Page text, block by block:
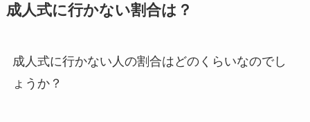
成人式に行かない割合は？
成人式に行かない人の割合はどのくらいなのでし
ょうか？